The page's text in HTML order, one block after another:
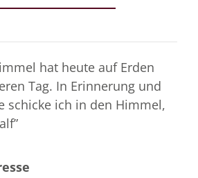
hat heute auf Erden
und
schicke ich in den Himmel,